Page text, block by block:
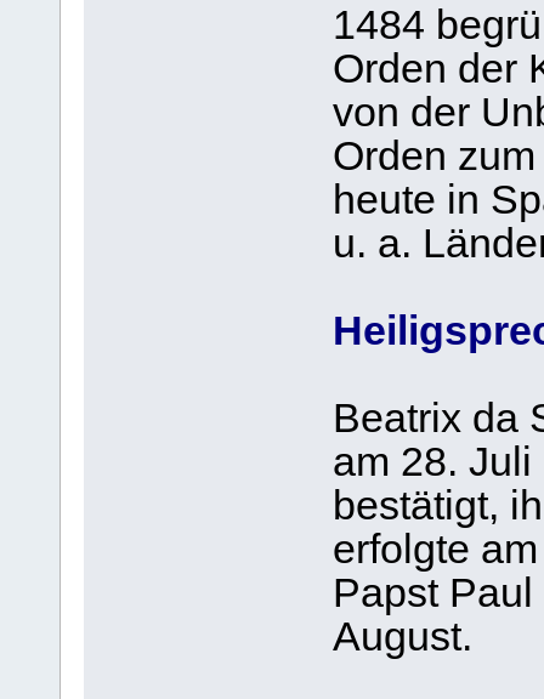
1484
Orden der
von der
Orden
heute in
u. a.
Beatrix da
am 28.
bestätigt,
erfolgte
Papst
August.